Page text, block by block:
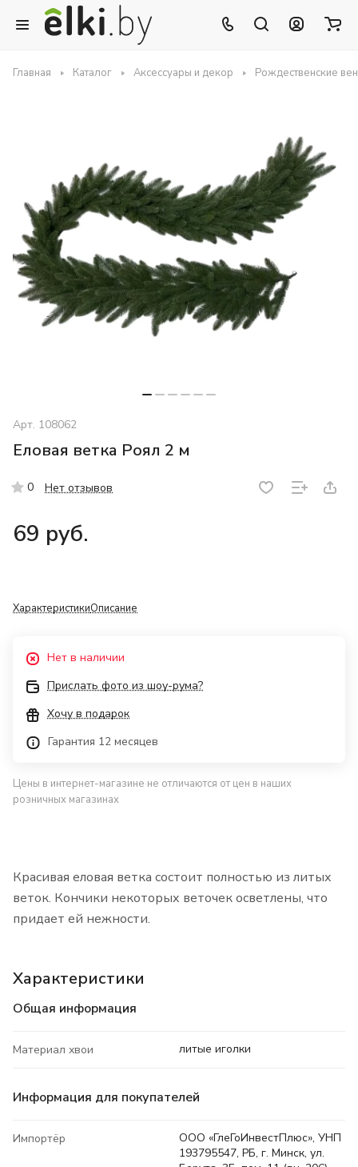
Главная Каталог Аксессуары и декор Рождественские
Арт. 108062
Еловая ветка Роял 2 м
0 Нет отзывов
69 руб.
ХарактеристикиОписание
Нет в наличии
Прислать фото из шоу-рума?
Хочу в подарок
Гарантия 12 месяцев
Цены в интернет-магазине не отличаются от цен в наших
розничных магазинах
Красивая еловая ветка состоит полностью из литых
веток. Кончики некоторых веточек осветлены, что
придает ей нежности.
Характеристики
Общая информация
Материал хвои литые иголки
Информация для покупателей
Импортёр
ООО «ГлеГоИнвестПлюс», УНП
193795547, РБ, г. Минск, ул.